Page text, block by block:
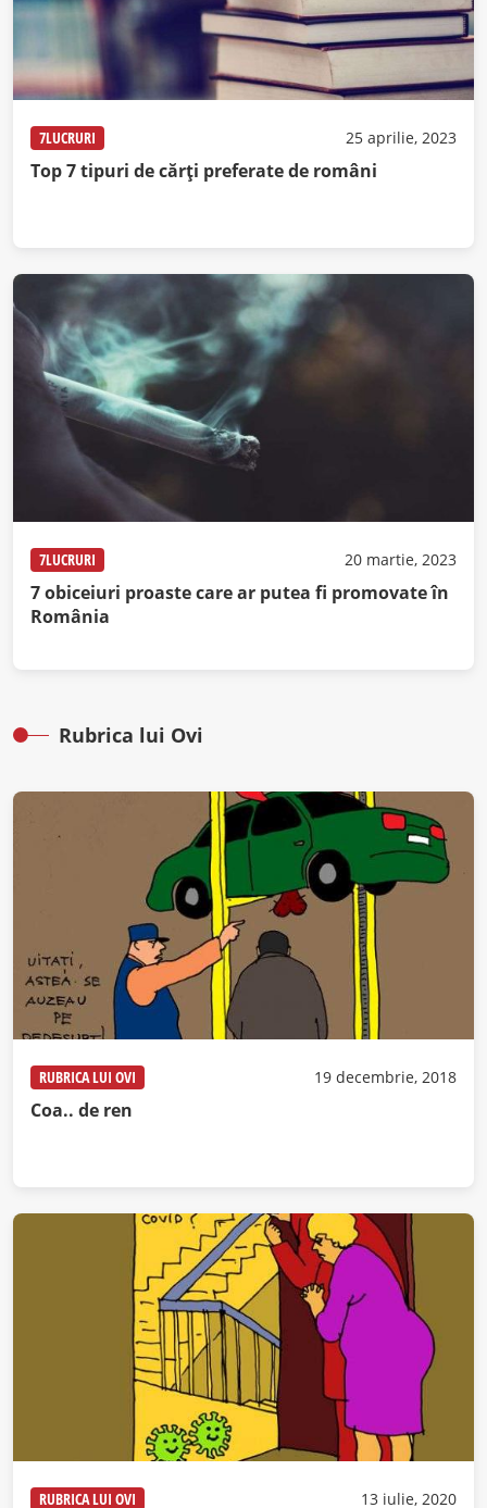
7LUCRURI 25 aprilie, 2023
Top 7 tipuri de cărți preferate de români
7LUCRURI 20 martie, 2023
7 obiceiuri proaste care ar putea fi promovate în
România
Rubrica lui Ovi
RUBRICA LUI OVI 19 decembrie, 2018
Coa.. de ren
RUBRICA LUI OVI 13 iulie, 2020